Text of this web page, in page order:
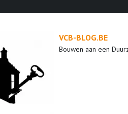
VCB-BLOG.BE
Bouwen aan een